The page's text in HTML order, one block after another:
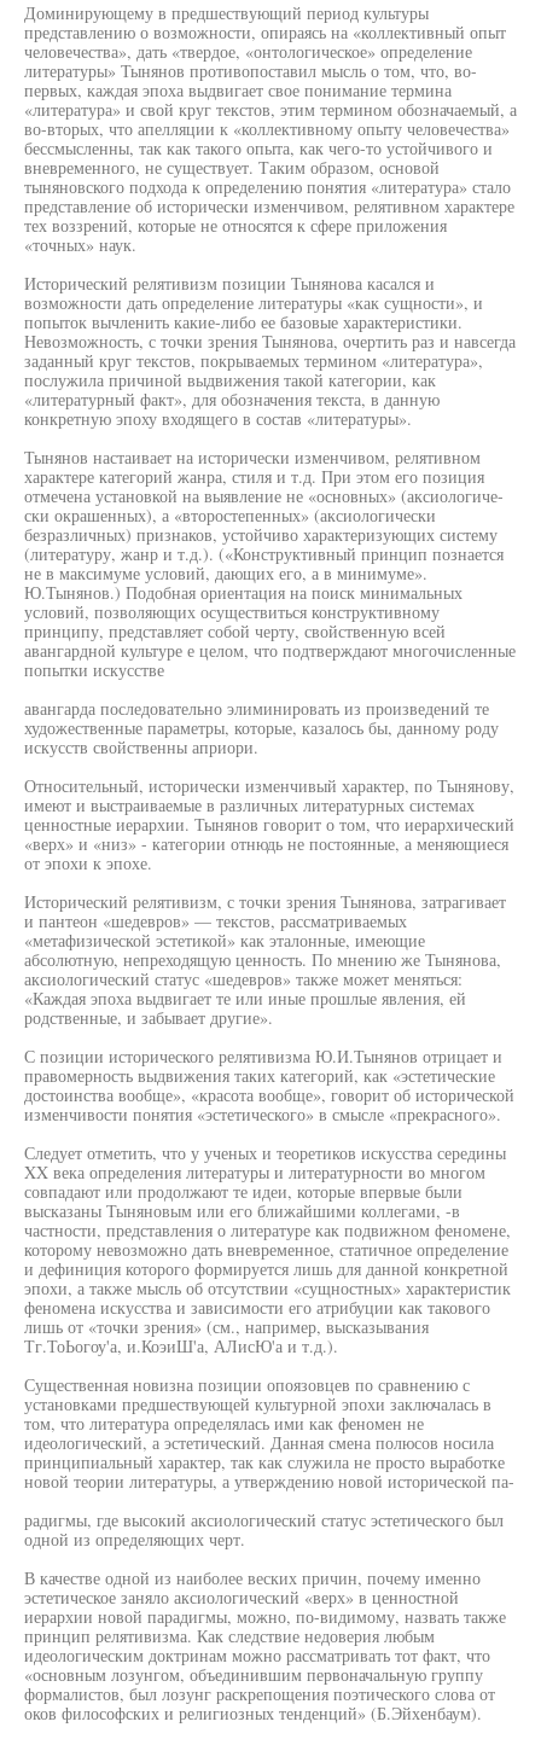
Доминирующему в предшествующий период культуры
представлению о возможности, опираясь на «коллективный опыт
человечества», дать «твердое, «онтологическое» определение
литературы» Тынянов противопоставил мысль о том, что, во-
первых, каждая эпоха выдвигает свое понимание термина
«литература» и свой круг текстов, этим термином обозначаемый, а
во-вторых, что апелляции к «коллективному опыту человечества»
бессмысленны, так как такого опыта, как чего-то устойчивого и
вневременного, не существует. Таким образом, основой
тыняновского подхода к определению понятия «литература» стало
представление об исторически изменчивом, релятивном характере
тех воззрений, которые не относятся к сфере приложения
«точных» наук.
Исторический релятивизм позиции Тынянова касался и
возможности дать определение литературы «как сущности», и
попыток вычленить какие-либо ее базовые характеристики.
Невозможность, с точки зрения Тынянова, очертить раз и навсегда
заданный круг текстов, покрываемых термином «литература»,
послужила причиной выдвижения такой категории, как
«литературный факт», для обозначения текста, в данную
конкретную эпоху входящего в состав «литературы».
Тынянов настаивает на исторически изменчивом, релятивном
характере категорий жанра, стиля и т.д. При этом его позиция
отмечена установкой на выявление не «основных» (аксиологиче-
ски окрашенных), а «второстепенных» (аксиологически
безразличных) признаков, устойчиво характеризующих систему
(литературу, жанр и т.д.). («Конструктивный принцип познается
не в максимуме условий, дающих его, а в минимуме».
Ю.Тынянов.) Подобная ориентация на поиск минимальных
условий, позволяющих осуществиться конструктивному
принципу, представляет собой черту, свойственную всей
авангардной культуре е целом, что подтверждают многочисленные
попытки искусстве
авангарда последовательно элиминировать из произведений те
художественные параметры, которые, казалось бы, данному роду
искусств свойственны априори.
Относительный, исторически изменчивый характер, по Тынянову,
имеют и выстраиваемые в различных литературных системах
ценностные иерархии. Тынянов говорит о том, что иерархический
«верх» и «низ» - категории отнюдь не постоянные, а меняющиеся
от эпохи к эпохе.
Исторический релятивизм, с точки зрения Тынянова, затрагивает
и пантеон «шедевров» — текстов, рассматриваемых
«метафизической эстетикой» как эталонные, имеющие
абсолютную, непреходящую ценность. По мнению же Тынянова,
аксиологический статус «шедевров» также может меняться:
«Каждая эпоха выдвигает те или иные прошлые явления, ей
родственные, и забывает другие».
С позиции исторического релятивизма Ю.И.Тынянов отрицает и
правомерность выдвижения таких категорий, как «эстетические
достоинства вообще», «красота вообще», говорит об исторической
изменчивости понятия «эстетического» в смысле «прекрасного».
Следует отметить, что у ученых и теоретиков искусства середины
XX века определения литературы и литературности во многом
совпадают или продолжают те идеи, которые впервые были
высказаны Тыняновым или его ближайшими коллегами, -в
частности, представления о литературе как подвижном феномене,
которому невозможно дать вневременное, статичное определение
и дефиниция которого формируется лишь для данной конкретной
эпохи, а также мысль об отсутствии «сущностных» характеристик
феномена искусства и зависимости его атрибуции как такового
лишь от «точки зрения» (см., например, высказывания
Тг.ТоЬогоу'а, и.КоэиШ'а, АЛисЮ'а и т.д.).
Существенная новизна позиции опоязовцев по сравнению с
установками предшествующей культурной эпохи заключалась в
том, что литература определялась ими как феномен не
идеологический, а эстетический. Данная смена полюсов носила
принципиальный характер, так как служила не просто выработке
новой теории литературы, а утверждению новой исторической па-
радигмы, где высокий аксиологический статус эстетического был
одной из определяющих черт.
В качестве одной из наиболее веских причин, почему именно
эстетическое заняло аксиологический «верх» в ценностной
иерархии новой парадигмы, можно, по-видимому, назвать также
принцип релятивизма. Как следствие недоверия любым
идеологическим доктринам можно рассматривать тот факт, что
«основным лозунгом, объединившим первоначальную группу
формалистов, был лозунг раскрепощения поэтического слова от
оков философских и религиозных тенденций» (Б.Эйхенбаум).